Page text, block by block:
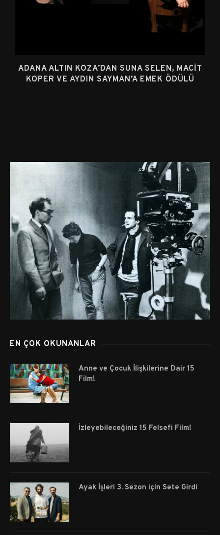
ADANA ALTIN KOZA’DAN SUNA SELEN, MACIT
KOPER VE AYDIN SAYMAN’A EMEK ÖDÜLÜ
EN ÇOK OKUNANLAR
Anne ve Çocuk İlişkilerine Dair 15
Film!
İzleyebileceğiniz 15 Felsefi Film!
Ayak İşleri 3. Sezon için Sete Girdi